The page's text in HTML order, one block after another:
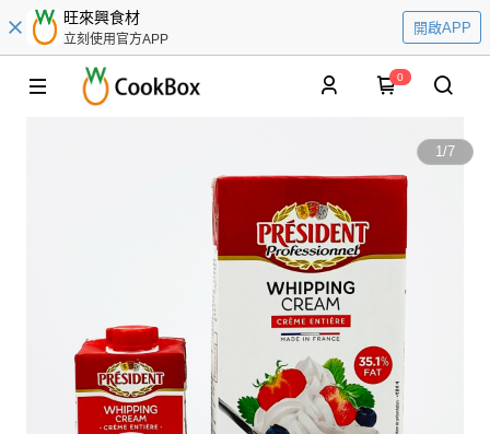
旺來興食材
立刻使用官方APP
開啟APP
0
1/7